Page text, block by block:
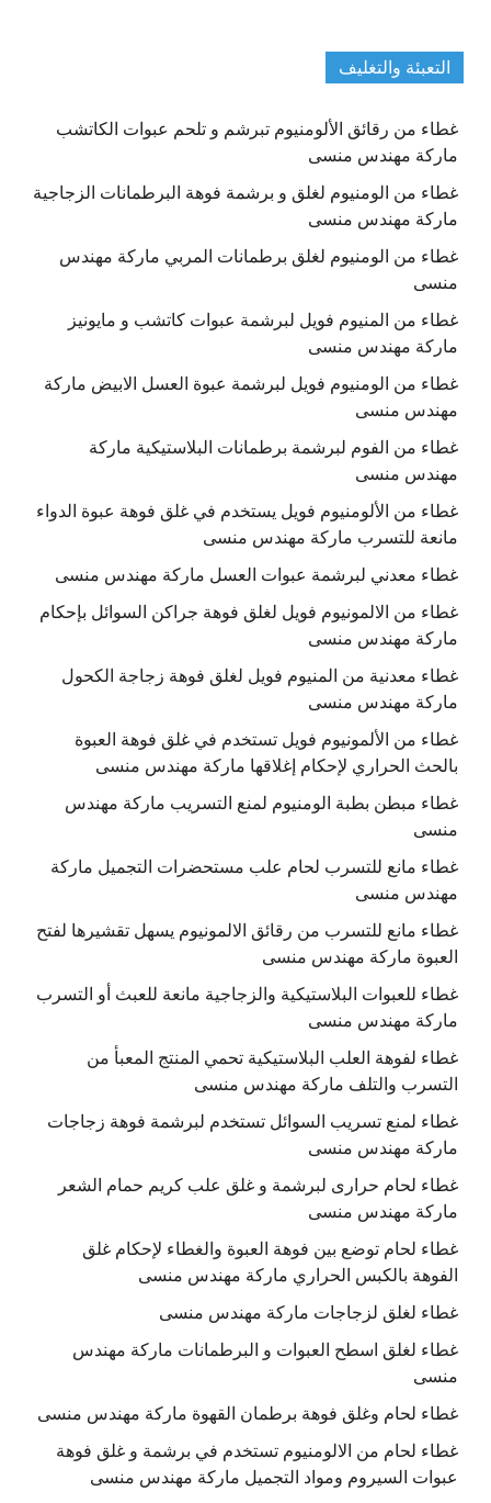
التعبئة والتغليف
غطاء من رقائق الألومنيوم تبرشم و تلحم عبوات الكاتشب
ماركة مهندس منسى
غطاء من الومنيوم لغلق و برشمة فوهة البرطمانات الزجاجية
ماركة مهندس منسى
غطاء من الومنيوم لغلق برطمانات المربي ماركة مهندس
منسى
غطاء من المنيوم فويل لبرشمة عبوات كاتشب و مايونيز
ماركة مهندس منسى
غطاء من الومنيوم فويل لبرشمة عبوة العسل الابيض ماركة
مهندس منسى
غطاء من الفوم لبرشمة برطمانات البلاستيكية ماركة
مهندس منسى
غطاء من الألومنيوم فويل يستخدم في غلق فوهة عبوة الدواء
مانعة للتسرب ماركة مهندس منسى
غطاء معدني لبرشمة عبوات العسل ماركة مهندس منسى
غطاء من الالمونيوم فويل لغلق فوهة جراكن السوائل بإحكام
ماركة مهندس منسى
غطاء معدنية من المنيوم فويل لغلق فوهة زجاجة الكحول
ماركة مهندس منسى
غطاء من الألمونيوم فويل تستخدم في غلق فوهة العبوة
بالحث الحراري لإحكام إغلاقها ماركة مهندس منسى
غطاء مبطن بطبة الومنيوم لمنع التسريب ماركة مهندس
منسى
غطاء مانع للتسرب لحام علب مستحضرات التجميل ماركة
مهندس منسى
غطاء مانع للتسرب من رقائق الالمونيوم يسهل تقشيرها لفتح
العبوة ماركة مهندس منسى
غطاء للعبوات البلاستيكية والزجاجية مانعة للعبث أو التسرب
ماركة مهندس منسى
غطاء لفوهة العلب البلاستيكية تحمي المنتج المعبأ من
التسرب والتلف ماركة مهندس منسى
غطاء لمنع تسريب السوائل تستخدم لبرشمة فوهة زجاجات
ماركة مهندس منسى
غطاء لحام حرارى لبرشمة و غلق علب كريم حمام الشعر
ماركة مهندس منسى
غطاء لحام توضع بين فوهة العبوة والغطاء لإحكام غلق
الفوهة بالكبس الحراري ماركة مهندس منسى
غطاء لغلق لزجاجات ماركة مهندس منسى
غطاء لغلق اسطح العبوات و البرطمانات ماركة مهندس
منسى
غطاء لحام وغلق فوهة برطمان القهوة ماركة مهندس منسى
غطاء لحام من الالومنيوم تستخدم في برشمة و غلق فوهة
عبوات السيروم ومواد التجميل ماركة مهندس منسى